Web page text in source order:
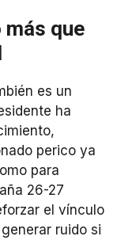
más que
es un
ha
perico ya
para
26-27
el vínculo
ruido si